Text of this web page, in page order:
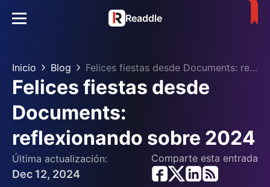
Readdle
Inicio Blog Felices fiestas desde Documents: reflexionando sobre 2024
Felices fiestas desde
Documents:
reflexionando sobre 2024
Última actualización:
Dec 12, 2024
Comparte esta entrada